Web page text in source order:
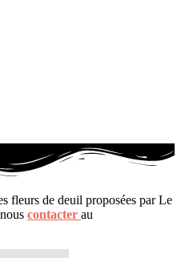
fleurs de deuil proposées par Le
contacter au